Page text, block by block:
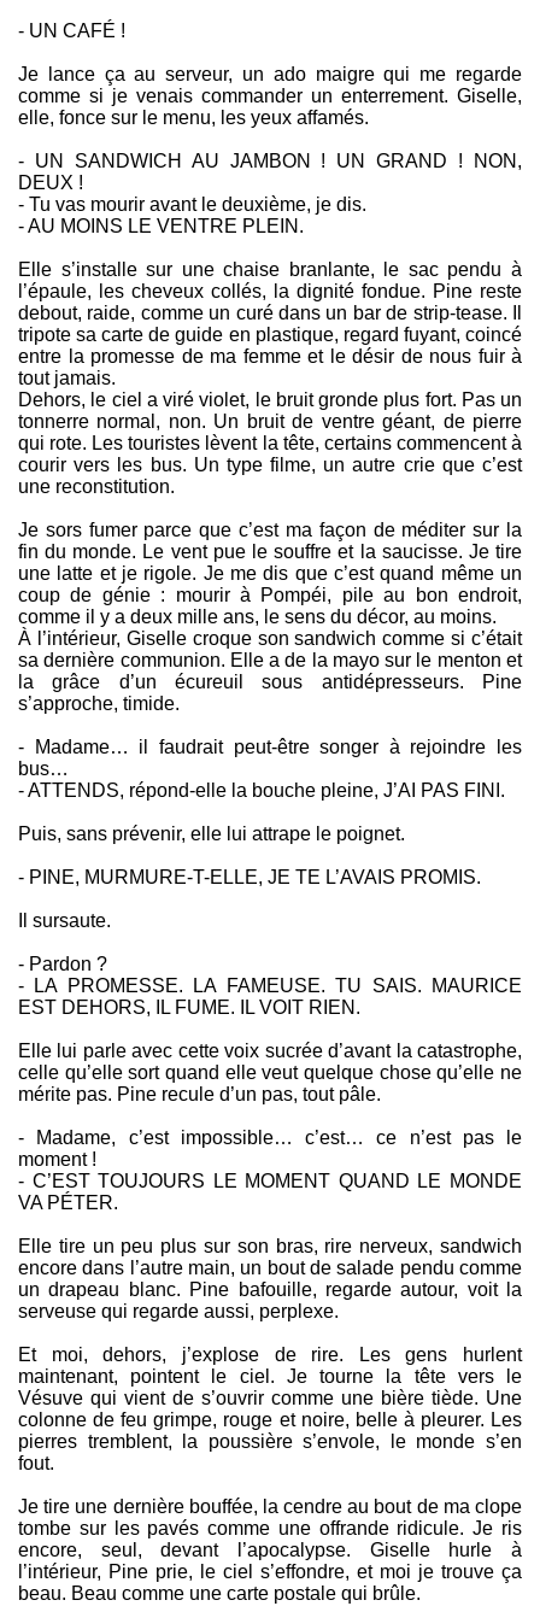
- UN CAFÉ !
Je lance ça au serveur, un ado maigre qui me regarde
comme si je venais commander un enterrement. Giselle,
elle, fonce sur le menu, les yeux affamés.
- UN SANDWICH AU JAMBON ! UN GRAND ! NON,
DEUX !
- Tu vas mourir avant le deuxième, je dis.
- AU MOINS LE VENTRE PLEIN.
Elle s’installe sur une chaise branlante, le sac pendu à
l’épaule, les cheveux collés, la dignité fondue. Pine reste
debout, raide, comme un curé dans un bar de strip-tease. Il
tripote sa carte de guide en plastique, regard fuyant, coincé
entre la promesse de ma femme et le désir de nous fuir à
tout jamais.
Dehors, le ciel a viré violet, le bruit gronde plus fort. Pas un
tonnerre normal, non. Un bruit de ventre géant, de pierre
qui rote. Les touristes lèvent la tête, certains commencent à
courir vers les bus. Un type filme, un autre crie que c’est
une reconstitution.
Je sors fumer parce que c’est ma façon de méditer sur la
fin du monde. Le vent pue le souffre et la saucisse. Je tire
une latte et je rigole. Je me dis que c’est quand même un
coup de génie : mourir à Pompéi, pile au bon endroit,
comme il y a deux mille ans, le sens du décor, au moins.
À l’intérieur, Giselle croque son sandwich comme si c’était
sa dernière communion. Elle a de la mayo sur le menton et
la grâce d’un écureuil sous antidépresseurs. Pine
s’approche, timide.
- Madame… il faudrait peut-être songer à rejoindre les
bus…
- ATTENDS, répond-elle la bouche pleine, J’AI PAS FINI.
Puis, sans prévenir, elle lui attrape le poignet.
- PINE, MURMURE-T-ELLE, JE TE L’AVAIS PROMIS.
Il sursaute.
- Pardon ?
- LA PROMESSE. LA FAMEUSE. TU SAIS. MAURICE
EST DEHORS, IL FUME. IL VOIT RIEN.
Elle lui parle avec cette voix sucrée d’avant la catastrophe,
celle qu’elle sort quand elle veut quelque chose qu’elle ne
mérite pas. Pine recule d’un pas, tout pâle.
- Madame, c’est impossible… c’est… ce n’est pas le
moment !
- C’EST TOUJOURS LE MOMENT QUAND LE MONDE
VA PÉTER.
Elle tire un peu plus sur son bras, rire nerveux, sandwich
encore dans l’autre main, un bout de salade pendu comme
un drapeau blanc. Pine bafouille, regarde autour, voit la
serveuse qui regarde aussi, perplexe.
Et moi, dehors, j’explose de rire. Les gens hurlent
maintenant, pointent le ciel. Je tourne la tête vers le
Vésuve qui vient de s’ouvrir comme une bière tiède. Une
colonne de feu grimpe, rouge et noire, belle à pleurer. Les
pierres tremblent, la poussière s’envole, le monde s’en
fout.
Je tire une dernière bouffée, la cendre au bout de ma clope
tombe sur les pavés comme une offrande ridicule. Je ris
encore, seul, devant l’apocalypse. Giselle hurle à
l’intérieur, Pine prie, le ciel s’effondre, et moi je trouve ça
beau. Beau comme une carte postale qui brûle.